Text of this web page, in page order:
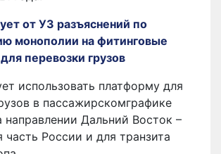
от УЗ разъяснений по
монополии на фитинговые
перевозки грузов
использовать платформу для
в пассажирскомграфике
направлении Дальний Восток –
часть России и для транзита